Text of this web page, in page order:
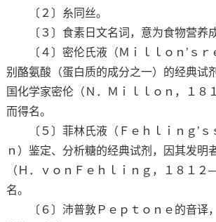
〔２〕糸同丝。
〔３〕食素日文名词，意为食物营养成
〔４〕密伦氏液（Ｍｉｌｌｏｎ’ｓｒ
别酪氨酸（蛋白质的成分之一）的经典试
国化学家密伦（Ｎ．Ｍｉｌｌｏｎ，１８
而得名。
〔５〕菲林氏液（Ｆｅｈｌｉｎｇ’ｓ
ｎ）鉴定、分析糖的经典试剂，因其发明
（Ｈ．ｖｏｎＦｅｈｌｉｎｇ，１８１
名。
〔６〕沛普敦Ｐｅｐｔｏｎｅ的音译